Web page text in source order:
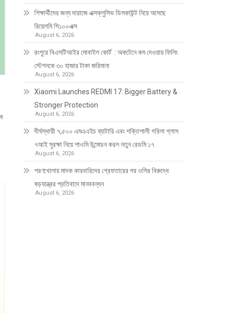
শিক্ষার্থীদের জন্য দারাজে এক্সক্লুসিভ ডিসকাউন্ট নিয়ে আসছে
রিয়েলমি সি১০০এক্স
August 6, 2026
রংপুরে বিএসটিআইর মোবাইল কোর্ট : অকটেনে কম দেওয়ায় ফিলিং
স্টেশনকে ৩০ হাজার টাকা জরিমানা
August 6, 2026
Xiaomi Launches REDMI 17: Bigger Battery &
Stronger Protection
August 6, 2026
দীর্ঘস্থায়ী ৭,৫০০ এমএএইচ ব্যাটারি এবং শক্তিশালী গরিলা গ্লাস
৭আই সুরক্ষা নিয়ে শাওমি উন্মোচন করল নতুন রেডমি ১৭
August 6, 2026
শরণখোলায় মাদক কারবারিদের গ্রেফতারের পর ওসির বিরুদ্ধে
ষড়যন্ত্রের প্রতিবাদে মানববন্ধন
August 6, 2026